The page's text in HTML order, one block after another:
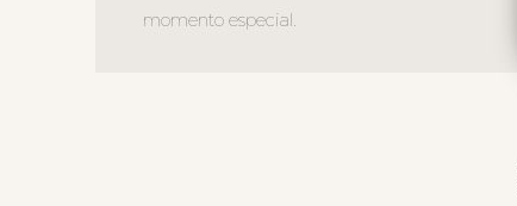
momento especial.